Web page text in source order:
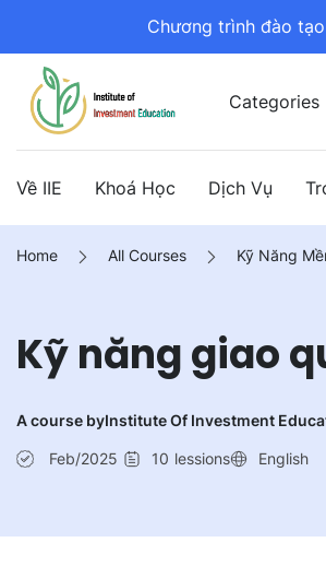
Chương trình đào
Categories
Về IIE Khoá Học Dịch Vụ
Home All Courses Kỹ Năng
Kỹ năng giao
A course byInstitute Of Investment
Feb/2025 10 lessions English